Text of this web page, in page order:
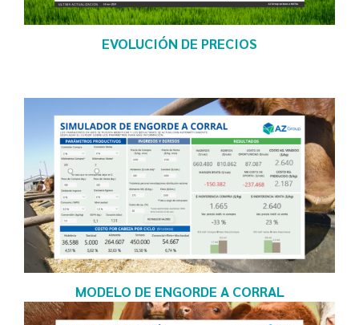
EVOLUCIÓN DE PRECIOS
MODELO DE ENGORDE A CORRAL